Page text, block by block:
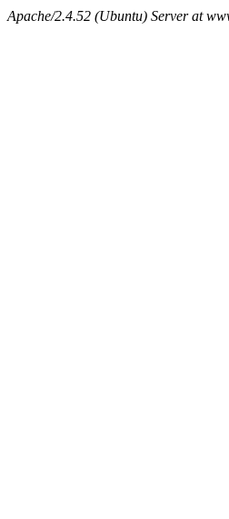
Apache/2.4.52 (Ubuntu) Server at